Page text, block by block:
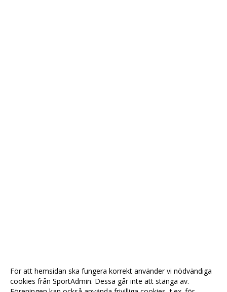
För att hemsidan ska fungera korrekt använder vi nödvändiga
cookies från SportAdmin. Dessa går inte att stänga av.